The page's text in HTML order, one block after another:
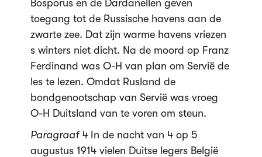
Bosporus en de Dardanellen geven
toegang tot de Russische havens aan de
zwarte zee. Dat zijn warme havens vriezen
s winters niet dicht. Na de moord op Franz
Ferdinand was O-H van plan om Servië de
les te lezen. Omdat Rusland de
bondgenootschap van Servië was vroeg
O-H Duitsland van te voren om steun.
Paragraaf 4In de nacht van 4 op 5
augustus 1914 vielen Duitse legers België